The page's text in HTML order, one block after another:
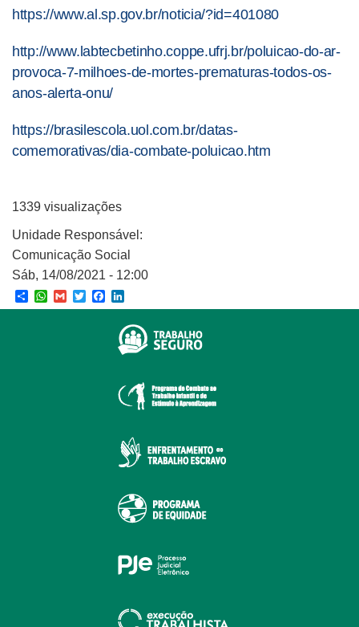
https://www.al.sp.gov.br/noticia/?id=401080
http://www.labtecbetinho.coppe.ufrj.br/poluicao-do-ar-
provoca-7-milhoes-de-mortes-prematuras-todos-os-
anos-alerta-onu/
https://brasilescola.uol.com.br/datas-
comemorativas/dia-combate-poluicao.htm
1339 visualizações
Unidade Responsável:
Comunicação Social
Sáb, 14/08/2021 - 12:00
ShareWhatsApp
GmailTwitterFacebook